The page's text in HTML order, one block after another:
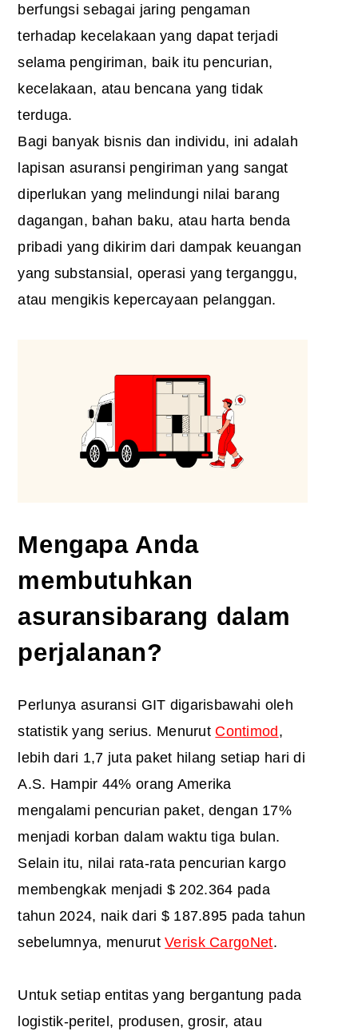
berfungsi sebagai jaring pengaman
terhadap kecelakaan yang dapat terjadi
selama pengiriman, baik itu pencurian,
kecelakaan, atau bencana yang tidak
terduga.
Bagi banyak bisnis dan individu, ini adalah
lapisan asuransi pengiriman yang sangat
diperlukan yang melindungi nilai barang
dagangan, bahan baku, atau harta benda
pribadi yang dikirim dari dampak keuangan
yang substansial, operasi yang terganggu,
atau mengikis kepercayaan pelanggan.
Mengapa Anda
membutuhkan
asuransi barang dalam
perjalanan?
Perlunya asuransi GIT digarisbawahi oleh
statistik yang serius. Menurut Contimod ,
lebih dari 1,7 juta paket hilang setiap hari di
A.S. Hampir 44% orang Amerika
mengalami pencurian paket, dengan 17%
menjadi korban dalam waktu tiga bulan.
Selain itu, nilai rata-rata pencurian kargo
membengkak menjadi $ 202.364 pada
tahun 2024, naik dari $ 187.895 pada tahun
sebelumnya, menurutVerisk CargoNet.
Untuk setiap entitas yang bergantung pada
logistik-peritel, produsen, grosir, atau